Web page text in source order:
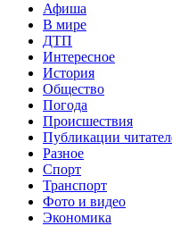
Афиша
В мире
ДТП
Интересное
История
Общество
Погода
Происшествия
Публикации
Разное
Спорт
Транспорт
Фото и видео
Экономика